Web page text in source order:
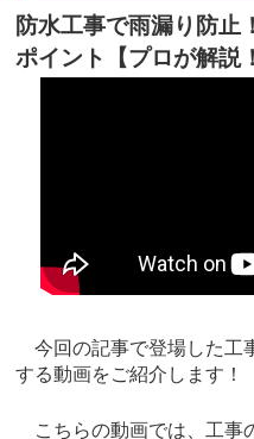
防水工事で雨漏り防止
ポイント【プロが解説
今回の記事で登場した工
する動画をご紹介します！
こちらの動画では、工事